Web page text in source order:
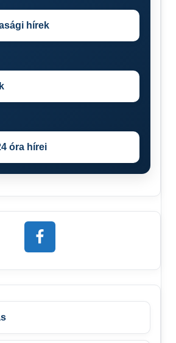
hírek
óra hírei